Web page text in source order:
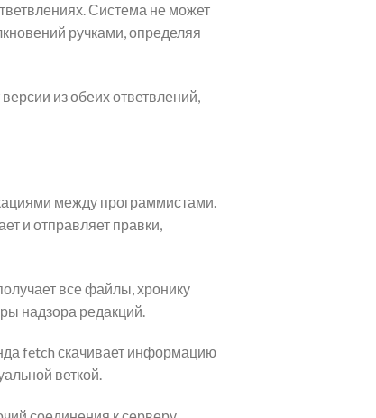
Система не может
ручками, определяя
из обеих ответвлений,
между программистами.
и отправляет правки,
все файлы, хронику
надзора редакций.
fetch скачивает информацию
веткой.